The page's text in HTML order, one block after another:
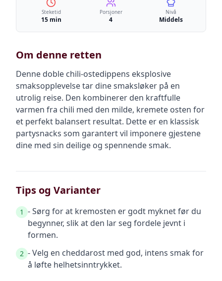
Steketid
15 min
Porsjoner
4
Nivå
Middels
Om denne retten
Denne doble chili-ostedippens eksplosive
smaksopplevelse tar dine smaksløker på en
utrolig reise. Den kombinerer den kraftfulle
varmen fra chili med den milde, kremete osten for
et perfekt balansert resultat. Dette er en klassisk
partysnacks som garantert vil imponere gjestene
dine med sin deilige og spennende smak.
Tips og Varianter
1 - Sørg for at kremosten er godt myknet før du
begynner, slik at den lar seg fordele jevnt i
formen.
2 - Velg en cheddarost med god, intens smak for
å løfte helhetsinntrykket.